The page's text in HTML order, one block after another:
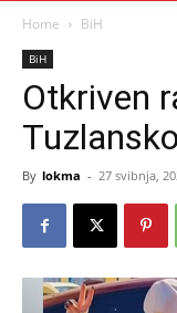
Home BiH
BiH
Otkriven
By lokma - 27 svibnja,